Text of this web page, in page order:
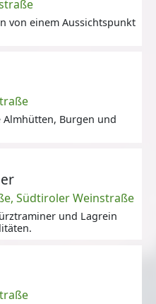
von einem Aussichtspunkt
Burgen und
Südtiroler Weinstraße
und Lagrein